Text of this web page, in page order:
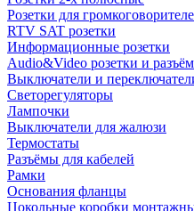
Розетки для
RTV SAT розетки
Информационные розетки
Audio&Video розетки и
Выключатели и
Светорегуляторы
Лампочки
Выключатели для жалюзи
Термостаты
Разъёмы для кабелей
Рамки
Основания фланцы
Цокольные коробки